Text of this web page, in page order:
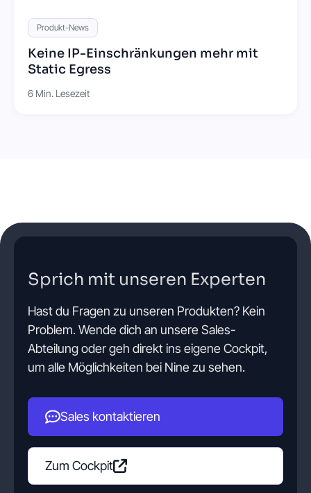
Produkt-News
Keine IP-Einschränkungen mehr mit
Static Egress
6 Min. Lesezeit
Sprich mit unseren Experten
Hast du Fragen zu unseren Produkten? Kein
Problem. Wende dich an unsere Sales-
Abteilung oder geh direkt ins eigene Cockpit,
um alle Möglichkeiten bei Nine zu sehen.
Sales kontaktieren
Zum Cockpit